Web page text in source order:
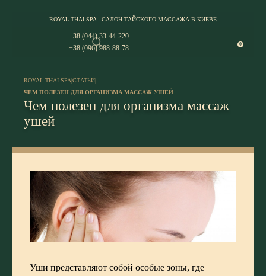
ROYAL THAI SPA - САЛОН ТАЙСКОГО МАССАЖА В КИЕВЕ
+38 (044) 33-44-220
+38 (096) 988-88-78
0
ROYAL THAI SPA|СТАТЬИ|
ЧЕМ ПОЛЕЗЕН ДЛЯ ОРГАНИЗМА МАССАЖ УШЕЙ
Чем полезен для организма массаж
ушей
Уши представляют собой особые зоны, где